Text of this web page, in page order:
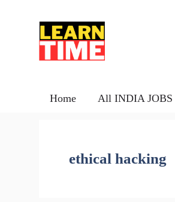
Home All INDIA JOBS
ethical hacking